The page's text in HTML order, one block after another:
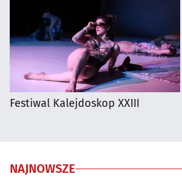
Festiwal Kalejdoskop XXIII
NAJNOWSZE